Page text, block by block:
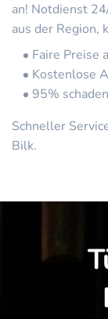
an! Notdienst
aus der Region,
Faire Preise
Kostenlose
95%
Schneller
Bilk.